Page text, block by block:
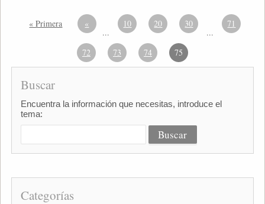
« Primera «
...
10 20 30
...
71
72 73 74 75
Buscar
Encuentra la información que necesitas, introduce el
tema:
Categorías